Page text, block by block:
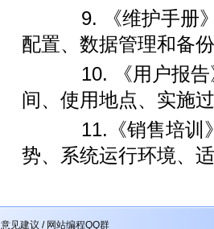
9. 《维护手册》
配置、数据管理和备
10. 《用户报告
间、使用地点、实施
11.《销售培训》
势、系统运行环境、
意见建议 / 网站编程QQ群